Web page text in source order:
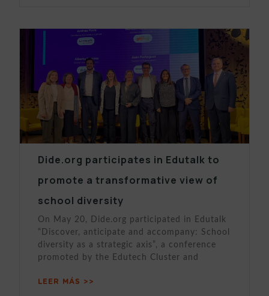
Dide.org participates in Edutalk to
promote a transformative view of
school diversity
On May 20, Dide.org participated in Edutalk
“Discover, anticipate and accompany: School
diversity as a strategic axis”, a conference
promoted by the Edutech Cluster and
LEER MÁS >>